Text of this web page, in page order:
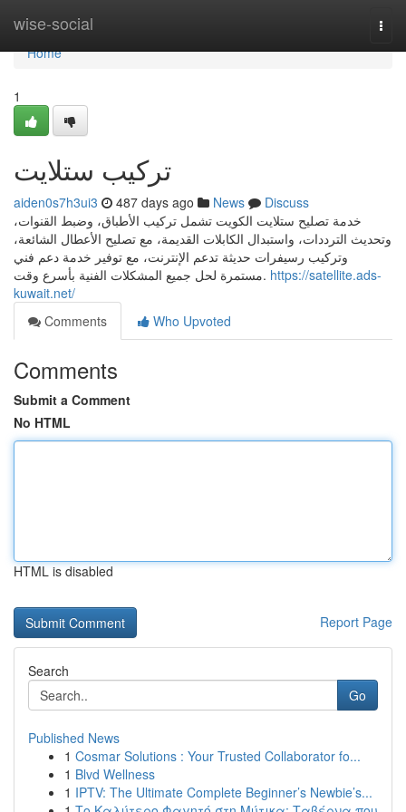
wise-social
Home
Home
1
تركيب ستلايت
aiden0s7h3ui3 487 days ago News
Discuss
خدمة تصليح ستلايت الكويت تشمل تركيب الأطباق، وضبط القنوات،
وتحديث الترددات، واستبدال الكابلات القديمة، مع تصليح الأعطال الشائعة،
وتركيب رسيفرات حديثة تدعم الإنترنت، مع توفير خدمة دعم فني
مستمرة لحل جميع المشكلات الفنية بأسرع وقت. https://satellite.ads-
kuwait.net/
Comments
Who Upvoted
Comments
Submit a Comment
No HTML
HTML is disabled
Report Page
Search
Go
Published News
1 Cosmar Solutions : Your Trusted Collaborator fo...
1 Blvd Wellness
1 IPTV: The Ultimate Complete Beginner’s Newbie’s...